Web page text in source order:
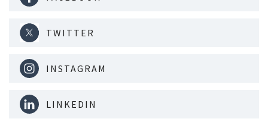
TWITTER
INSTAGRAM
LINKEDIN